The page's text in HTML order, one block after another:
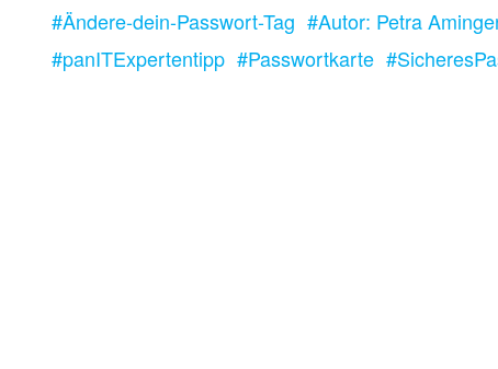
#Ändere-dein-Passwort-Tag #Autor: Petra
#panITExpertentipp #Passwortkarte